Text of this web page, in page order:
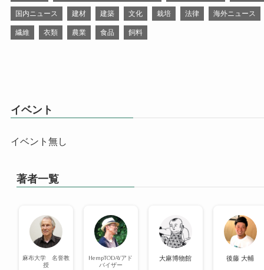
国内ニュース 建材 建築 文化 栽培 法律 海外ニュース
繊維 衣類 農業 食品 飼料
イベント
イベント無し
著者一覧
麻布大学 名誉教
授
HempTODAYアド
バイザー
大麻博物館 後藤 大輔